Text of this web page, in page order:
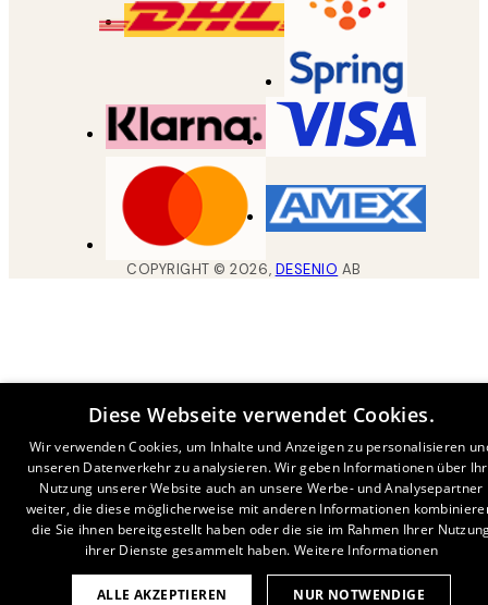
COPYRIGHT ©2026, DESENIO AB
Diese Webseite verwendet Cookies.
Wir verwenden Cookies, um Inhalte und Anzeigen zu personalisieren
unseren Datenverkehr zu analysieren. Wir geben Informationen über
Nutzung unserer Website auch an unsere Werbe- und Analysepartner
weiter, die diese möglicherweise mit anderen Informationen
die Sie ihnen bereitgestellt haben oder die sie im Rahmen Ihrer
ihrer Dienste gesammelt haben. Weitere Informationen
ALLE AKZEPTIEREN NUR NOTWENDIGE